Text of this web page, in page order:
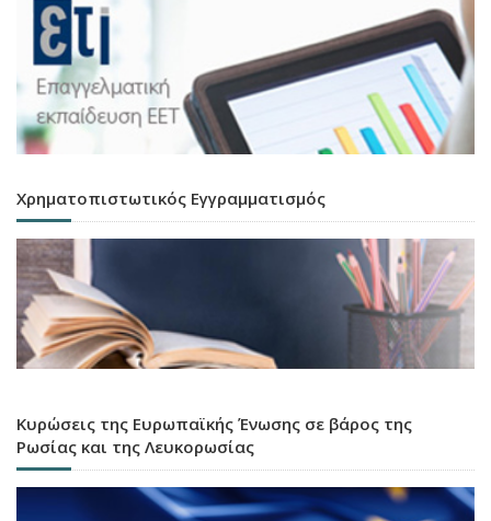
Χρηματοπιστωτικός Εγγραμματισμός
Κυρώσεις της Ευρωπαϊκής Ένωσης σε βάρος της
Ρωσίας και της Λευκορωσίας